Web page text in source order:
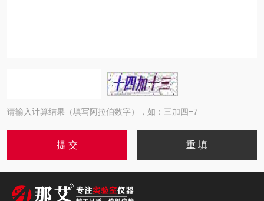
请输入计算结果（填写阿拉伯数字），如：三加四=7